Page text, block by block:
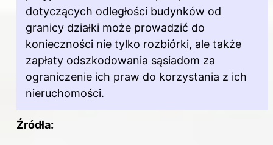
dotyczących odległości budynków od
granicy działki może prowadzić do
konieczności nie tylko rozbiórki, ale także
zapłaty odszkodowania sąsiadom za
ograniczenie ich praw do korzystania z ich
nieruchomości.
Źródła: